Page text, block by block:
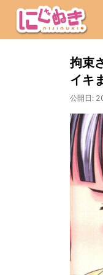
拘束
イキ
公開日: